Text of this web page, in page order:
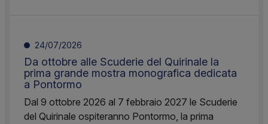
24/07/2026
Da ottobre alle Scuderie del Quirinale la
prima grande mostra monografica dedicata
a Pontormo
Dal 9 ottobre 2026 al 7 febbraio 2027 le Scuderie
del Quirinale ospiteranno Pontormo, la prima